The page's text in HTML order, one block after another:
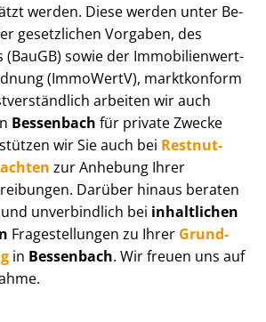
werden. Diese werden unter Be­
gesetzlichen Vorgaben, des
(BauGB) sowie der Im­mo­bi­li­en­wert­
(ImmoWertV), marktkonform
arbeiten wir auch
Bessenbach für private Zwecke
wir Sie auch bei Rest­nut­
zur Anhebung Ihrer
Darüber hinaus beraten
unverbindlich bei inhaltlichen
Fragestellungen zu Ihrer Grund­
in Bessenbach. Wir freuen uns auf